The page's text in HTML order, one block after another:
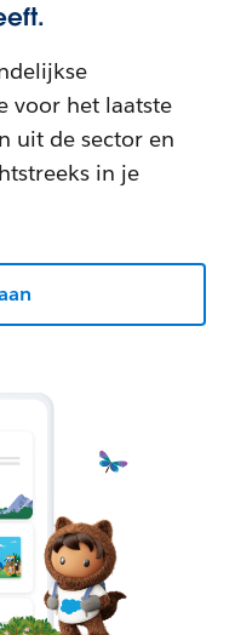
voor het laatste
uit de sector en
in je